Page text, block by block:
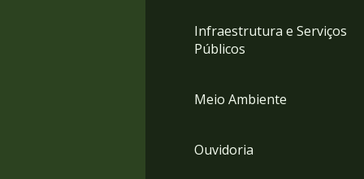
Infraestrutura e Serviços
Públicos
Meio Ambiente
Ouvidoria